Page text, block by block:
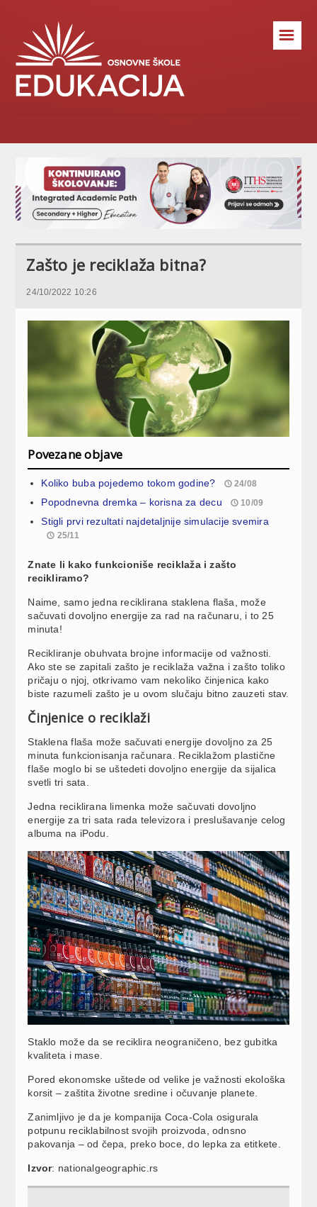
☰
Zašto je reciklaža bitna?
24/10/2022 10:26
Povezane objave
Koliko buba pojedemo tokom godine? 24/08
Popodnevna dremka – korisna za decu 10/09
Stigli prvi rezultati najdetaljnije simulacije svemira
25/11
Znate li kako funkcioniše reciklaža i zašto
recikliramo?
Naime, samo jedna reciklirana staklena flaša, može
sačuvati dovoljno energije za rad na računaru, i to 25
minuta!
Recikliranje obuhvata brojne informacije od važnosti.
Ako ste se zapitali zašto je reciklaža važna i zašto toliko
pričaju o njoj, otkrivamo vam nekoliko činjenica kako
biste razumeli zašto je u ovom slučaju bitno zauzeti stav.
Činjenice o reciklaži
Staklena flaša može sačuvati energije dovoljno za 25
minuta funkcionisanja računara. Reciklažom plastične
flaše moglo bi se uštedeti dovoljno energije da sijalica
svetli tri sata.
Jedna reciklirana limenka može sačuvati dovoljno
energije za tri sata rada televizora i preslušavanje celog
albuma na iPodu.
Staklo može da se reciklira neograničeno, bez gubitka
kvaliteta i mase.
Pored ekonomske uštede od velike je važnosti ekološka
korsit – zaštita životne sredine i očuvanje planete.
Zanimljivo je da je kompanija Coca-Cola osigurala
potpunu reciklabilnost svojih proizvoda, odnsno
pakovanja – od čepa, preko boce, do lepka za etitkete.
Izvor: nationalgeographic.rs